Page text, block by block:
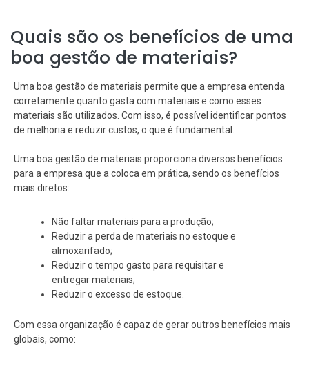
Quais são os benefícios de uma
boa gestão de materiais?
Uma boa gestão de materiais permite que a empresa entenda
corretamente quanto gasta com materiais e como esses
materiais são utilizados. Com isso, é possível identificar pontos
de melhoria e reduzir custos, o que é fundamental.
Uma boa gestão de materiais proporciona diversos benefícios
para a empresa que a coloca em prática, sendo os benefícios
mais diretos:
Não faltar materiais para a produção;
Reduzir a perda de materiais no estoque e
almoxarifado;
Reduzir o tempo gasto para requisitar e
entregar materiais;
Reduzir o excesso de estoque.
Com essa organização é capaz de gerar outros benefícios mais
globais, como: